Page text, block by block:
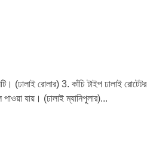
রোলার) 3. কাঁচি টাইপ ঢালাই রোটেটর
যায়। (ঢালাই ম্যানিপুলার)...